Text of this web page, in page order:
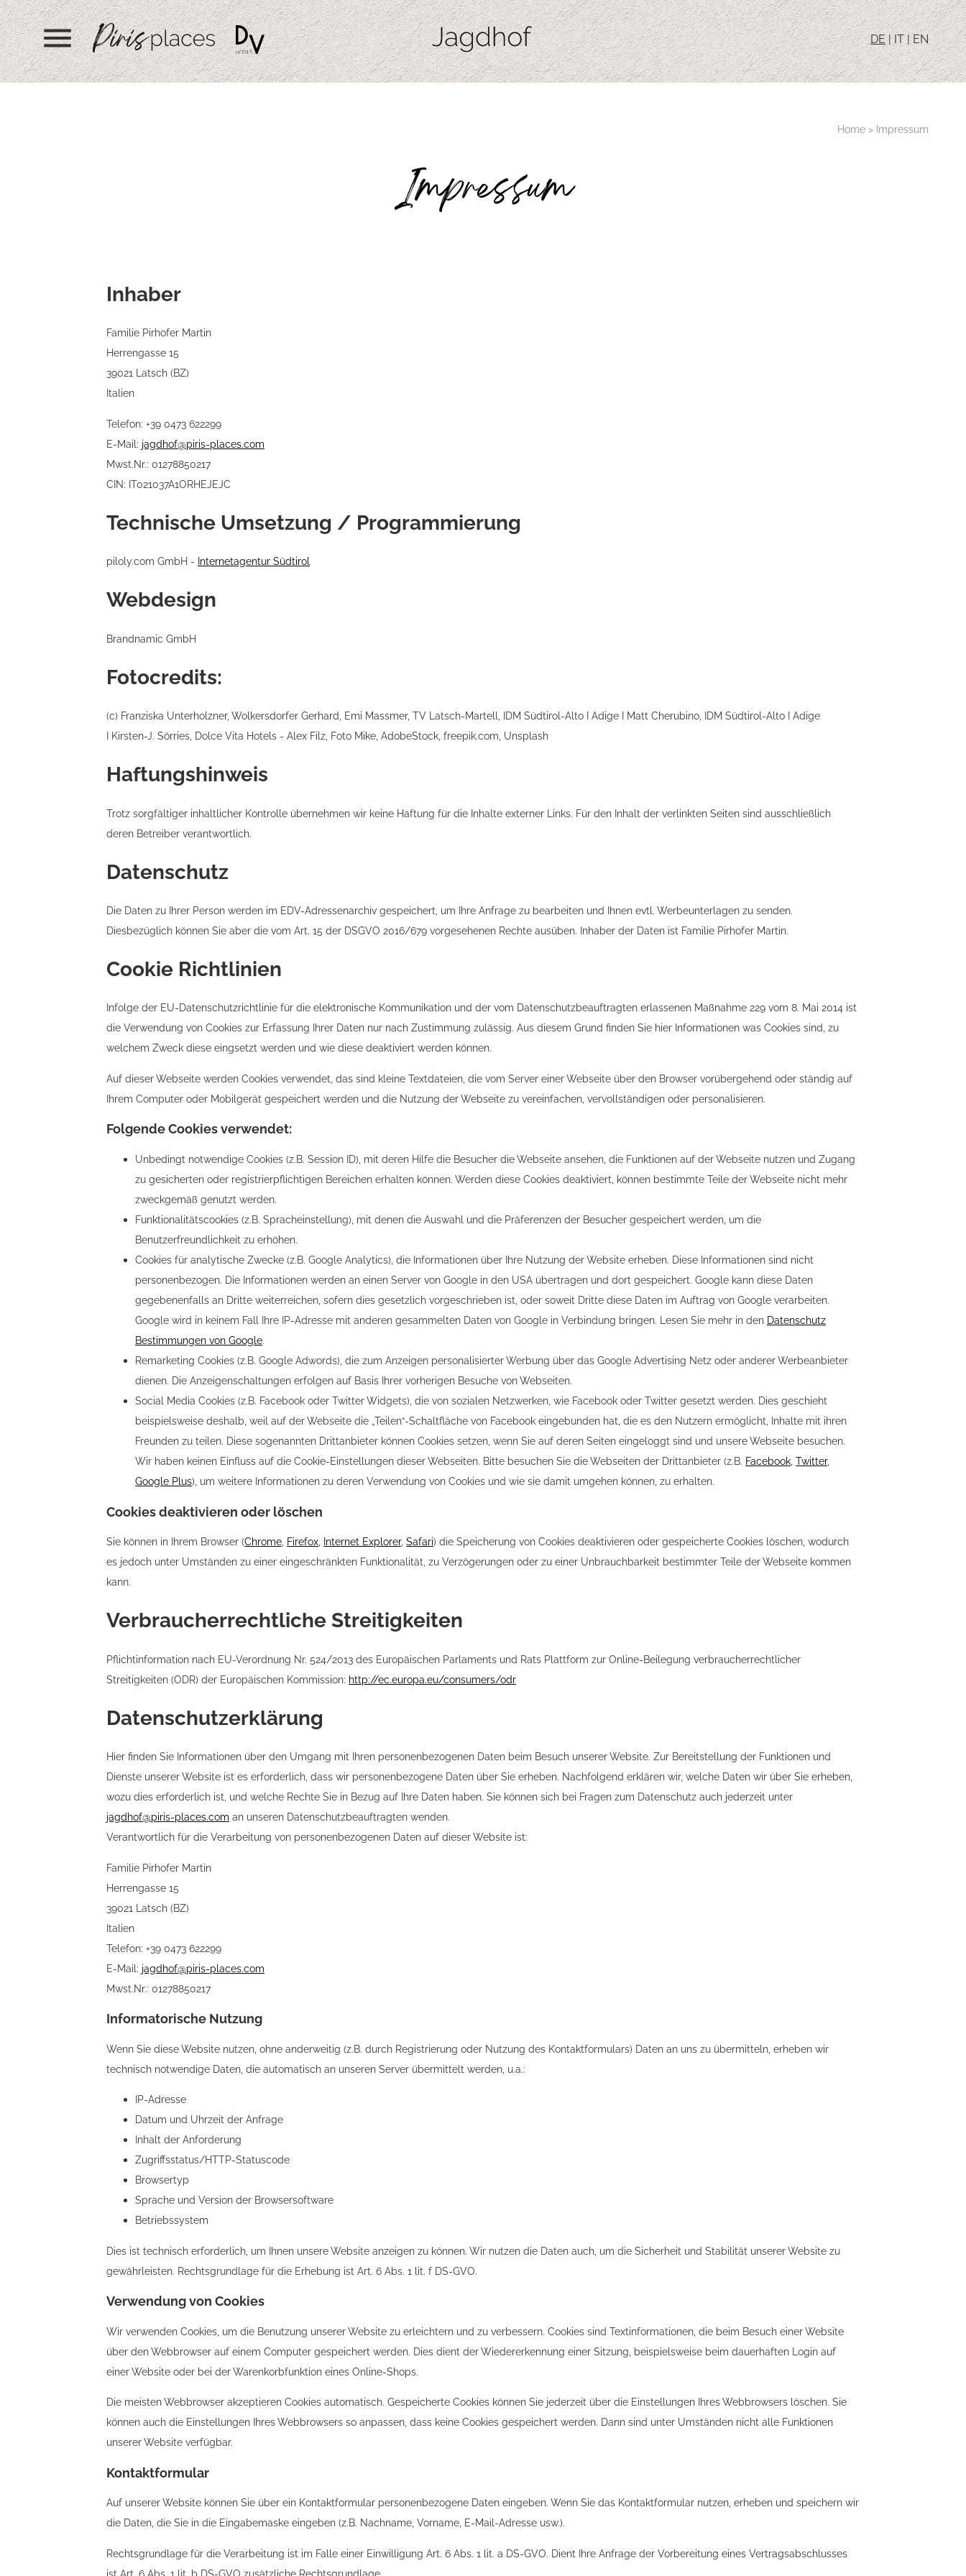
menu DE|IT| EN
Home > Impressum
Impressum
Inhaber
Familie Pirhofer Martin
Herrengasse 15
39021 Latsch (BZ)
Italien
Telefon: +39 0473 622299
E-Mail: jagdhof@piris-places.com
Mwst.Nr.: 01278850217
CIN: IT021037A1ORHEJEJC
Technische Umsetzung / Programmierung
piloly.com GmbH - Internetagentur Südtirol
Webdesign
Brandnamic GmbH
Fotocredits:
(c) Franziska Unterholzner, Wolkersdorfer Gerhard, Emi Massmer, TV Latsch-Martell, IDM Südtirol-Alto I Adige I Matt Cherubino, IDM Südtirol-Alto I Adige
I Kirsten-J. Sörries, Dolce Vita Hotels - Alex Filz, Foto Mike, AdobeStock, freepik.com, Unsplash
Haftungshinweis
Trotz sorgfältiger inhaltlicher Kontrolle übernehmen wir keine Haftung für die Inhalte externer Links. Für den Inhalt der verlinkten Seiten sind ausschließlich
deren Betreiber verantwortlich.
Datenschutz
Die Daten zu Ihrer Person werden im EDV-Adressenarchiv gespeichert, um Ihre Anfrage zu bearbeiten und Ihnen evtl. Werbeunterlagen zu senden.
Diesbezüglich können Sie aber die vom Art. 15 der DSGVO 2016/679 vorgesehenen Rechte ausüben. Inhaber der Daten ist Familie Pirhofer Martin.
Cookie Richtlinien
Infolge der EU-Datenschutzrichtlinie für die elektronische Kommunikation und der vom Datenschutzbeauftragten erlassenen Maßnahme 229 vom 8. Mai 2014 ist
die Verwendung von Cookies zur Erfassung Ihrer Daten nur nach Zustimmung zulässig. Aus diesem Grund finden Sie hier Informationen was Cookies sind, zu
welchem Zweck diese eingsetzt werden und wie diese deaktiviert werden können.
Auf dieser Webseite werden Cookies verwendet, das sind kleine Textdateien, die vom Server einer Webseite über den Browser vorübergehend oder ständig auf
Ihrem Computer oder Mobilgerät gespeichert werden und die Nutzung der Webseite zu vereinfachen, vervollständigen oder personalisieren.
Folgende Cookies verwendet:
Unbedingt notwendige Cookies (z.B. Session ID), mit deren Hilfe die Besucher die Webseite ansehen, die Funktionen auf der Webseite nutzen und Zugang
zu gesicherten oder registrierpflichtigen Bereichen erhalten können. Werden diese Cookies deaktiviert, können bestimmte Teile der Webseite nicht mehr
zweckgemäß genutzt werden.
Funktionalitätscookies (z.B. Spracheinstellung), mit denen die Auswahl und die Präferenzen der Besucher gespeichert werden, um die
Benutzerfreundlichkeit zu erhöhen.
Cookies für analytische Zwecke (z.B. Google Analytics), die Informationen über Ihre Nutzung der Website erheben. Diese Informationen sind nicht
personenbezogen. Die Informationen werden an einen Server von Google in den USA übertragen und dort gespeichert. Google kann diese Daten
gegebenenfalls an Dritte weiterreichen, sofern dies gesetzlich vorgeschrieben ist, oder soweit Dritte diese Daten im Auftrag von Google verarbeiten.
Google wird in keinem Fall Ihre IP-Adresse mit anderen gesammelten Daten von Google in Verbindung bringen. Lesen Sie mehr in den Datenschutz
Bestimmungen von Google.
Remarketing Cookies (z.B. Google Adwords), die zum Anzeigen personalisierter Werbung über das Google Advertising Netz oder anderer Werbeanbieter
dienen. Die Anzeigenschaltungen erfolgen auf Basis Ihrer vorherigen Besuche von Webseiten.
Social Media Cookies (z.B. Facebook oder Twitter Widgets), die von sozialen Netzwerken, wie Facebook oder Twitter gesetzt werden. Dies geschieht
beispielsweise deshalb, weil auf der Webseite die „Teilen“-Schaltfläche von Facebook eingebunden hat, die es den Nutzern ermöglicht, Inhalte mit ihren
Freunden zu teilen. Diese sogenannten Drittanbieter können Cookies setzen, wenn Sie auf deren Seiten eingeloggt sind und unsere Webseite besuchen.
Wir haben keinen Einfluss auf die Cookie-Einstellungen dieser Webseiten. Bitte besuchen Sie die Webseiten der Drittanbieter (z.B. Facebook Twitter,
Google Plus), um weitere Informationen zu deren Verwendung von Cookies und wie sie damit umgehen können, zu erhalten.
Cookies deaktivieren oder löschen
Sie können in Ihrem Browser (Chrome Firefox Internet Explorer, Safari) die Speicherung von Cookies deaktivieren oder gespeicherte Cookies löschen, wodurch
es jedoch unter Umständen zu einer eingeschränkten Funktionalität, zu Verzögerungen oder zu einer Unbrauchbarkeit bestimmter Teile der Webseite kommen
kann.
Verbraucherrechtliche Streitigkeiten
Pflichtinformation nach EU-Verordnung Nr. 524/2013 des Europäischen Parlaments und Rats Plattform zur Online-Beilegung verbraucherrechtlicher
Streitigkeiten (ODR) der Europäischen Kommission: http://ec.europa.eu/consumers/odr
Datenschutzerklärung
Hier finden Sie Informationen über den Umgang mit Ihren personenbezogenen Daten beim Besuch unserer Website. Zur Bereitstellung der Funktionen und
Dienste unserer Website ist es erforderlich, dass wir personenbezogene Daten über Sie erheben. Nachfolgend erklären wir, welche Daten wir über Sie erheben,
wozu dies erforderlich ist, und welche Rechte Sie in Bezug auf Ihre Daten haben. Sie können sich bei Fragen zum Datenschutz auch jederzeit unter
jagdhof@piris-places.com an unseren Datenschutzbeauftragten wenden.
Verantwortlich für die Verarbeitung von personenbezogenen Daten auf dieser Website ist:
Familie Pirhofer Martin
Herrengasse 15
39021 Latsch (BZ)
Italien
Telefon: +39 0473 622299
E-Mail: jagdhof@piris-places.com
Mwst.Nr.: 01278850217
Informatorische Nutzung
Wenn Sie diese Website nutzen, ohne anderweitig (z.B. durch Registrierung oder Nutzung des Kontaktformulars) Daten an uns zu übermitteln, erheben wir
technisch notwendige Daten, die automatisch an unseren Server übermittelt werden, u.a.:
IP-Adresse
Datum und Uhrzeit der Anfrage
Inhalt der Anforderung
Zugriffsstatus/HTTP-Statuscode
Browsertyp
Sprache und Version der Browsersoftware
Betriebssystem
Dies ist technisch erforderlich, um Ihnen unsere Website anzeigen zu können. Wir nutzen die Daten auch, um die Sicherheit und Stabilität unserer Website zu
gewährleisten. Rechtsgrundlage für die Erhebung ist Art. 6 Abs. 1 lit. f DS-GVO.
Verwendung von Cookies
Wir verwenden Cookies, um die Benutzung unserer Website zu erleichtern und zu verbessern. Cookies sind Textinformationen, die beim Besuch einer Website
über den Webbrowser auf einem Computer gespeichert werden. Dies dient der Wiedererkennung einer Sitzung, beispielsweise beim dauerhaften Login auf
einer Website oder bei der Warenkorbfunktion eines Online-Shops.
Die meisten Webbrowser akzeptieren Cookies automatisch. Gespeicherte Cookies können Sie jederzeit über die Einstellungen Ihres Webbrowsers löschen. Sie
können auch die Einstellungen Ihres Webbrowsers so anpassen, dass keine Cookies gespeichert werden. Dann sind unter Umständen nicht alle Funktionen
unserer Website verfügbar.
Kontaktformular
Auf unserer Website können Sie über ein Kontaktformular personenbezogene Daten eingeben. Wenn Sie das Kontaktformular nutzen, erheben und speichern wir
die Daten, die Sie in die Eingabemaske eingeben (z.B. Nachname, Vorname, E-Mail-Adresse usw.).
Rechtsgrundlage für die Verarbeitung ist im Falle einer Einwilligung Art. 6 Abs. 1 lit. a DS-GVO. Dient Ihre Anfrage der Vorbereitung eines Vertragsabschlusses
ist Art. 6 Abs. 1 lit. b DS-GVO zusätzliche Rechtsgrundlage.